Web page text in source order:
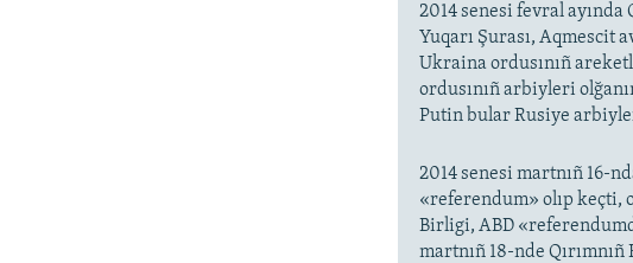
2014 senesi fevral ayında
Yuqarı Şurası, Aqmescit
Ukraina ordusınıñ
ordusınıñ arbiyleri
Putin bular Rusiye
2014 senesi martnıñ 16-
«referendum» olıp keçti,
Birligi, ABD
martnıñ 18-nde